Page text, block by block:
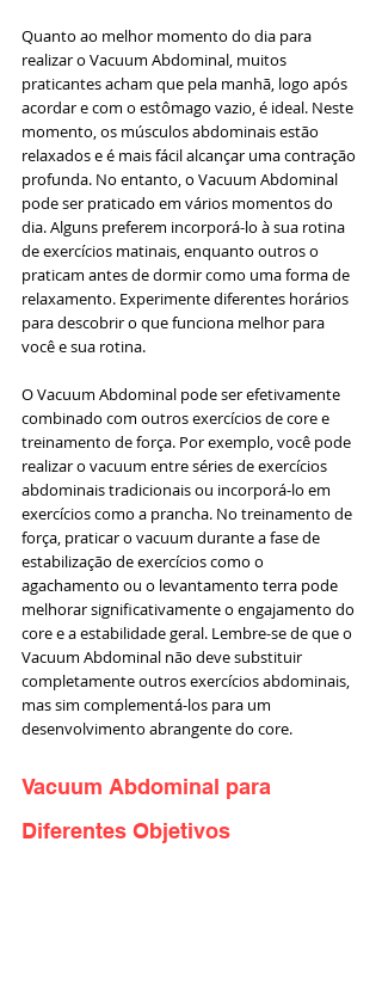
Quanto ao melhor momento do dia para
realizar o Vacuum Abdominal, muitos
praticantes acham que pela manhã, logo após
acordar e com o estômago vazio, é ideal. Neste
momento, os músculos abdominais estão
relaxados e é mais fácil alcançar uma contração
profunda. No entanto, o Vacuum Abdominal
pode ser praticado em vários momentos do
dia. Alguns preferem incorporá-lo à sua rotina
de exercícios matinais, enquanto outros o
praticam antes de dormir como uma forma de
relaxamento. Experimente diferentes horários
para descobrir o que funciona melhor para
você e sua rotina.
O Vacuum Abdominal pode ser efetivamente
combinado com outros exercícios de core e
treinamento de força. Por exemplo, você pode
realizar o vacuum entre séries de exercícios
abdominais tradicionais ou incorporá-lo em
exercícios como a prancha. No treinamento de
força, praticar o vacuum durante a fase de
estabilização de exercícios como o
agachamento ou o levantamento terra pode
melhorar significativamente o engajamento do
core e a estabilidade geral. Lembre-se de que o
Vacuum Abdominal não deve substituir
completamente outros exercícios abdominais,
mas sim complementá-los para um
desenvolvimento abrangente do core.
Vacuum Abdominal para
Diferentes Objetivos